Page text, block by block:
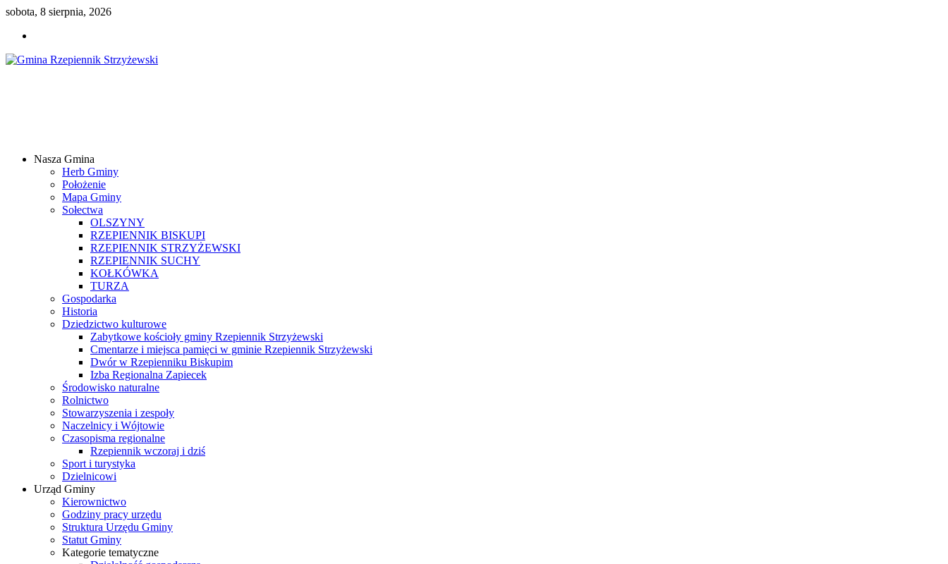
sobota, 8 sierpnia, 2026
Samorządowy
Internetowy
Nasza Gmina
Herb Gminy
Położenie
Mapa Gminy
Sołectwa
OLSZYNY
RZEPIENNIK BISKUPI
RZEPIENNIK STRZYŻEWSKI
RZEPIENNIK SUCHY
KOŁKÓWKA
TURZA
Gospodarka
Historia
Dziedzictwo kulturowe
Zabytkowe kościoły gminy Rzepiennik Strzyżewski
Cmentarze i miejsca pamięci w gminie Rzepiennik Strzyżewski
Dwór w Rzepienniku Biskupim
Izba Regionalna Zapiecek
Środowisko naturalne
Rolnictwo
Stowarzyszenia i zespoły
Naczelnicy i Wójtowie
Czasopisma regionalne
Rzepiennik wczoraj i dziś
Sport i turystyka
Dzielnicowi
Urząd Gminy
Kierownictwo
Godziny pracy urzędu
Struktura Urzędu Gminy
Statut Gminy
Kategorie tematyczne